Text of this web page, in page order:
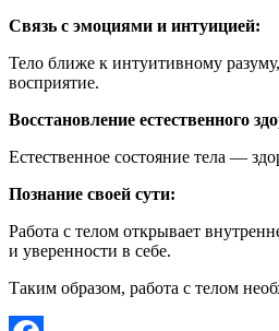
Связь с эмоциями и интуицией:
Тело ближе к интуитивному
восприятие.
Восстановление естественного
Естественное состояние тела —
Познание своей сути:
Работа с телом открывает
и уверенности в себе.
Таким образом, работа с телом